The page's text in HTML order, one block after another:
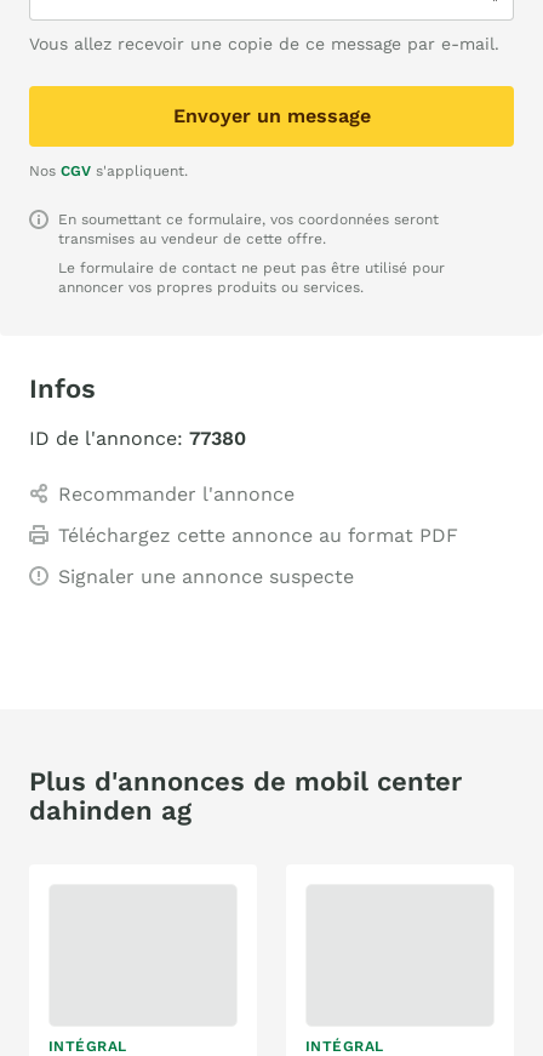
Vous allez recevoir une copie de ce message par e-mail.
Envoyer un message
Nos CGV s'appliquent.
En soumettant ce formulaire, vos coordonnées seront
transmises au vendeur de cette offre.
Le formulaire de contact ne peut pas être utilisé pour
annoncer vos propres produits ou services.
Infos
ID de l'annonce: 77380
Recommander l'annonce
Téléchargez cette annonce au format PDF
Signaler une annonce suspecte
Plus d'annonces de mobil center
dahinden ag
INTÉGRAL INTÉGRAL